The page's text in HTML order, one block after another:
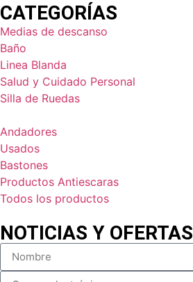
CATEGORÍAS
Medias de descanso
Baño
Linea Blanda
Salud y Cuidado Personal
Silla de Ruedas
Andadores
Usados
Bastones
Productos Antiescaras
Todos los productos
NOTICIAS Y OFERTAS